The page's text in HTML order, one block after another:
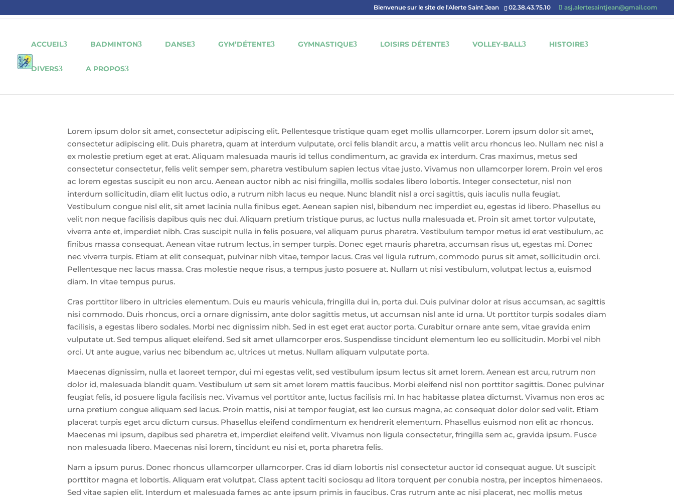
Bienvenue sur le site de l'Alerte Saint Jean 02.38.43.75.10 asj.alertesaintjean@gmail.com
ACCUEIL BADMINTON DANSE GYM’DÉTENTE GYMNASTIQUE LOISIRS DÉTENTE VOLLEY-BALL HISTOIRE
DIVERS A PROPOS
Lorem ipsum dolor sit amet, consectetur adipiscing elit. Pellentesque tristique quam eget mollis ullamcorper. Lorem ipsum dolor sit amet,
consectetur adipiscing elit. Duis pharetra, quam at interdum vulputate, orci felis blandit arcu, a mattis velit arcu rhoncus leo. Nullam nec nisl a
ex molestie pretium eget at erat. Aliquam malesuada mauris id tellus condimentum, ac gravida ex interdum. Cras maximus, metus sed
consectetur consectetur, felis velit semper sem, pharetra vestibulum sapien lectus vitae justo. Vivamus non ullamcorper lorem. Proin vel eros
ac lorem egestas suscipit eu non arcu. Aenean auctor nibh ac nisi fringilla, mollis sodales libero lobortis. Integer consectetur, nisl non
interdum sollicitudin, diam elit luctus odio, a rutrum nibh lacus eu neque. Nunc blandit nisl a orci sagittis, quis iaculis nulla feugiat.
Vestibulum congue nisl elit, sit amet lacinia nulla finibus eget. Aenean sapien nisl, bibendum nec imperdiet eu, egestas id libero. Phasellus eu
velit non neque facilisis dapibus quis nec dui. Aliquam pretium tristique purus, ac luctus nulla malesuada et. Proin sit amet tortor vulputate,
viverra ante et, imperdiet nibh. Cras suscipit nulla in felis posuere, vel aliquam purus pharetra. Vestibulum tempor metus id erat vestibulum, ac
finibus massa consequat. Aenean vitae rutrum lectus, in semper turpis. Donec eget mauris pharetra, accumsan risus ut, egestas mi. Donec
nec viverra turpis. Etiam at elit consequat, pulvinar nibh vitae, tempor lacus. Cras vel ligula rutrum, commodo purus sit amet, sollicitudin orci.
Pellentesque nec lacus massa. Cras molestie neque risus, a tempus justo posuere at. Nullam ut nisi vestibulum, volutpat lectus a, euismod
diam. In vitae tempus purus.
Cras porttitor libero in ultricies elementum. Duis eu mauris vehicula, fringilla dui in, porta dui. Duis pulvinar dolor at risus accumsan, ac sagittis
nisi commodo. Duis rhoncus, orci a ornare dignissim, ante dolor sagittis metus, ut accumsan nisl ante id urna. Ut porttitor turpis sodales diam
facilisis, a egestas libero sodales. Morbi nec dignissim nibh. Sed in est eget erat auctor porta. Curabitur ornare ante sem, vitae gravida enim
vulputate ut. Sed tempus aliquet eleifend. Sed sit amet ullamcorper eros. Suspendisse tincidunt elementum leo eu sollicitudin. Morbi vel nibh
orci. Ut ante augue, varius nec bibendum ac, ultrices ut metus. Nullam aliquam vulputate porta.
Maecenas dignissim, nulla et laoreet tempor, dui mi egestas velit, sed vestibulum ipsum lectus sit amet lorem. Aenean est arcu, rutrum non
dolor id, malesuada blandit quam. Vestibulum ut sem sit amet lorem mattis faucibus. Morbi eleifend nisl non porttitor sagittis. Donec pulvinar
feugiat felis, id posuere ligula facilisis nec. Vivamus vel porttitor ante, luctus facilisis mi. In hac habitasse platea dictumst. Vivamus non eros ac
urna pretium congue aliquam sed lacus. Proin mattis, nisi at tempor feugiat, est leo cursus magna, ac consequat dolor dolor sed velit. Etiam
placerat turpis eget arcu dictum cursus. Phasellus eleifend condimentum ex hendrerit elementum. Phasellus euismod non elit ac rhoncus.
Maecenas mi ipsum, dapibus sed pharetra et, imperdiet eleifend velit. Vivamus non ligula consectetur, fringilla sem ac, gravida ipsum. Fusce
non malesuada libero. Maecenas nisi lorem, tincidunt eu nisi et, porta pharetra felis.
Nam a ipsum purus. Donec rhoncus ullamcorper ullamcorper. Cras id diam lobortis nisl consectetur auctor id consequat augue. Ut suscipit
porttitor magna et lobortis. Aliquam erat volutpat. Class aptent taciti sociosqu ad litora torquent per conubia nostra, per inceptos himenaeos.
Sed vitae sapien elit. Interdum et malesuada fames ac ante ipsum primis in faucibus. Cras rutrum ante ac nisi placerat, nec mollis metus